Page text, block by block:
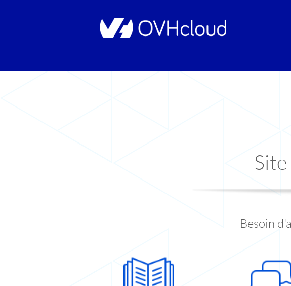
Besoin